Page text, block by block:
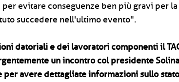
per evitare conseguenze ben più gravi per
succedere nell'ultimo evento".
datoriali e dei lavoratori componenti il
un incontro col presidente
per avere dettagliate informazioni sullo